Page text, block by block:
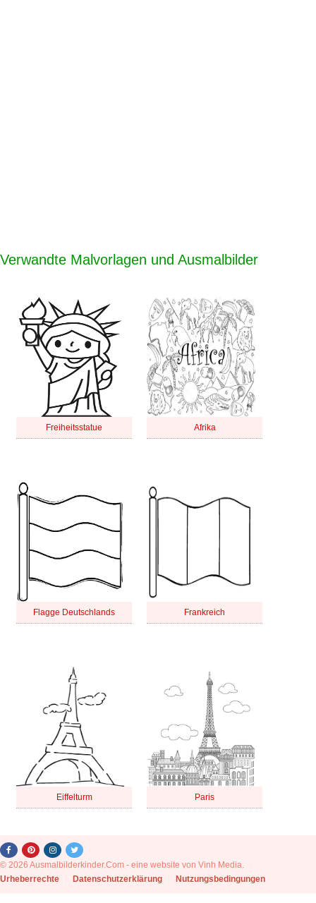
Verwandte Malvorlagen und Ausmalbilder
Freiheitsstatue Afrika
Flagge Deutschlands Frankreich
Eiffelturm Paris
© 2026 Ausmalbilderkinder.Com - eine website von Vinh Media.
Urheberrechte
Datenschutzerklärung Nutzungsbedingungen